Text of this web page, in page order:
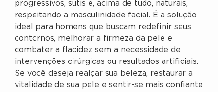
progressivos, sutis e, acima de tudo, naturais,
respeitando a masculinidade facial. É a solução
ideal para homens que buscam redefinir seus
contornos, melhorar a firmeza da pele e
combater a flacidez sem a necessidade de
intervenções cirúrgicas ou resultados artificiais.
Se você deseja realçar sua beleza, restaurar a
vitalidade de sua pele e sentir-se mais confiante